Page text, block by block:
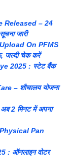
Released – 24
जारी
On PFMS
जल्दी चेक करें
2025 : स्टेट बैंक
– शौचालय योजना
2 मिनट में अपना
Pan
: ऑनलाइन वोटर